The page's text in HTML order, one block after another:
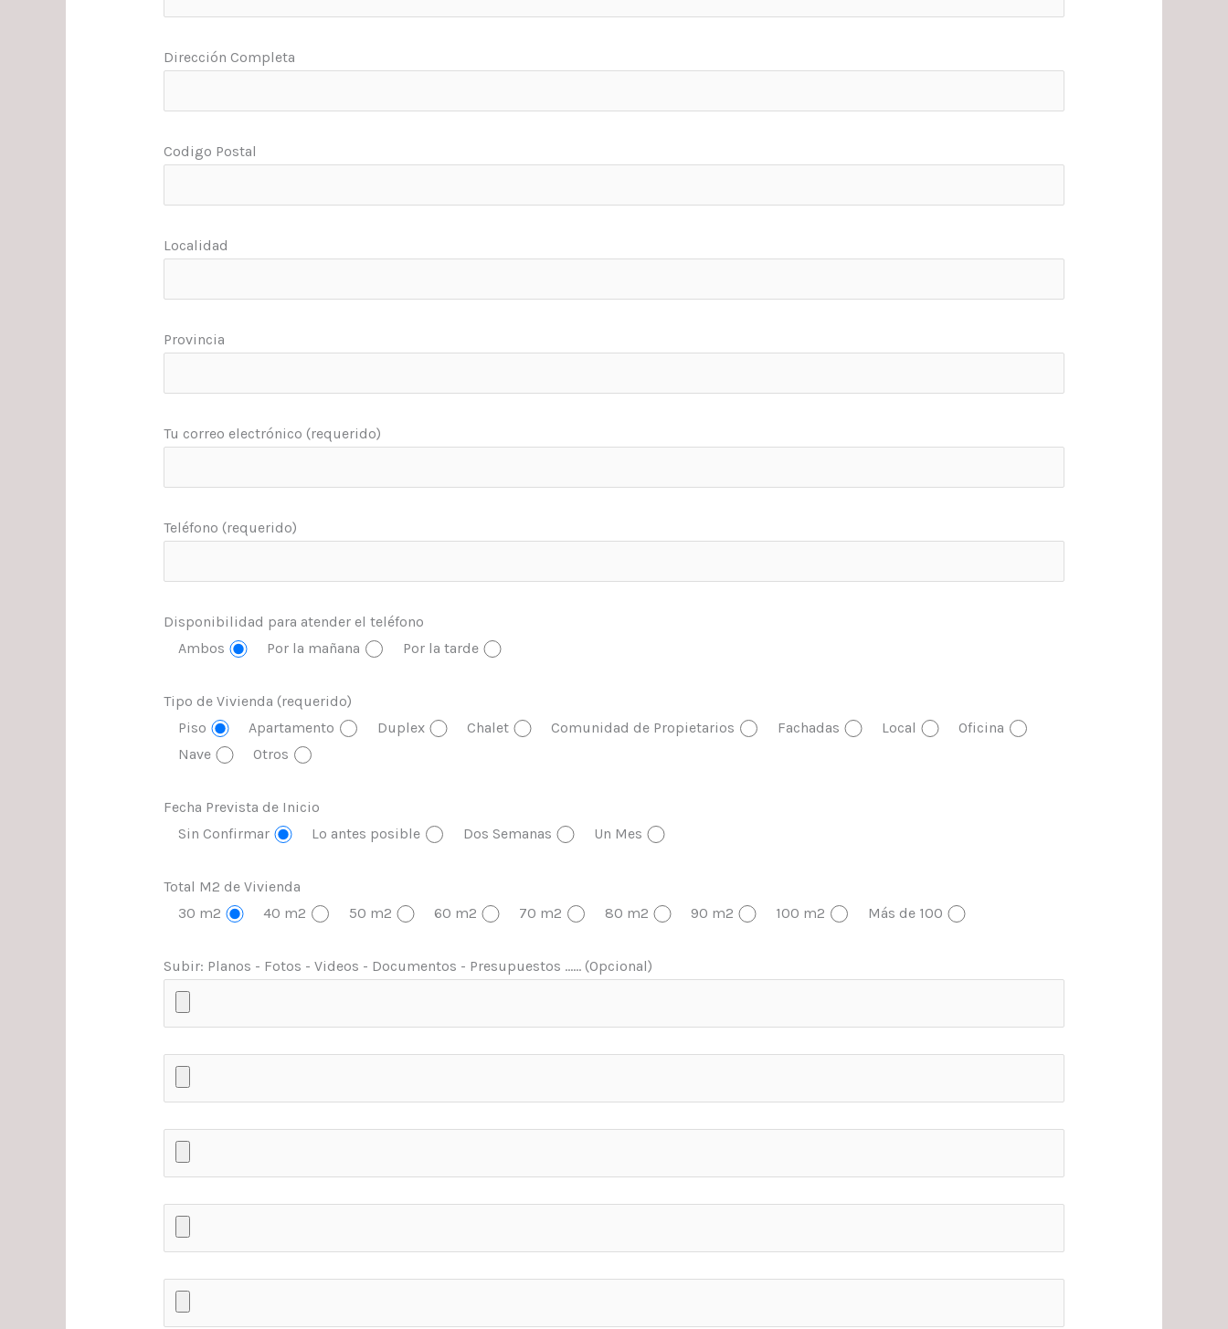
Dirección Completa
Codigo Postal
Localidad
Provincia
Tu correo electrónico (requerido)
Teléfono (requerido)
Disponibilidad para atender el teléfono
Ambos
Por la mañana Por la tarde
Tipo de Vivienda (requerido)
Piso
Apartamento Duplex Chalet Comunidad de Propietarios Fachadas Local
Oficina
Nave
Otros
Fecha Prevista de Inicio
Sin Confirmar
Lo antes posible Dos Semanas Un Mes
Total M2 de Vivienda
30 m2
40 m2 50 m2 60 m2 70 m2 80 m2 90 m2 100 m2 Más de 100
Subir: Planos - Fotos - Videos - Documentos - Presupuestos ...... (Opcional)